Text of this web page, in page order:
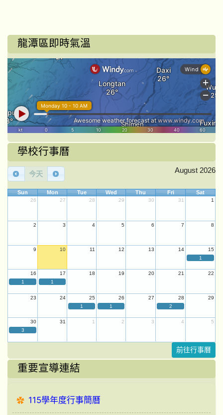
龍潭區即時氣溫
學校行事曆
今天 August 2026
Sun Mon Tue Wed Thu Fri Sat
26 27 28 29 30 31 1
2 3 4 5 6 7 8
9 10 11 12 13 14
15
1
16 17 18 19 20 21
22
1
1
23 24 25 26 27 28
29
1
1 2
30 31 1 2 3 4
5
3
前往行事曆
重要宣導連結
115學年度行事簡曆